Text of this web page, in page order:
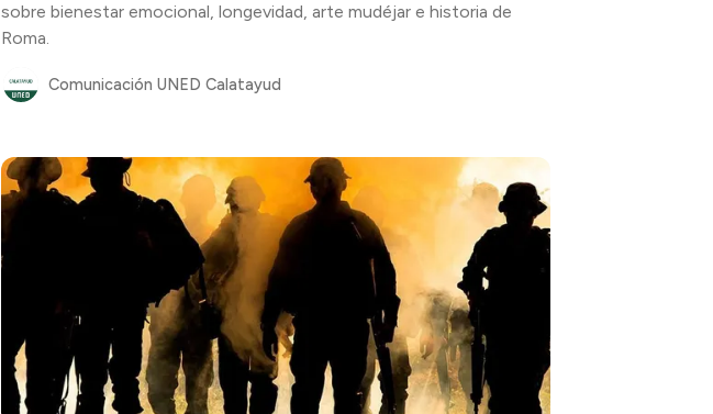
sobre bienestar emocional, longevidad, arte mudéjar e historia de
Roma.
Comunicación UNED Calatayud